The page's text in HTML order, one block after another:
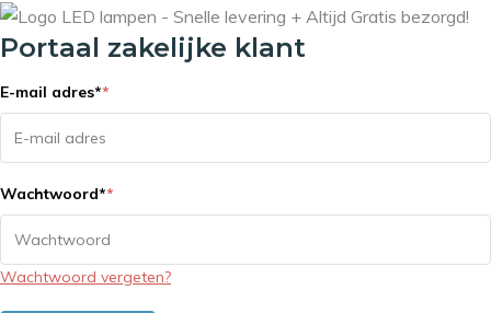
Portaal zakelijke klant
E-mail adres**
Wachtwoord**
Wachtwoord vergeten?